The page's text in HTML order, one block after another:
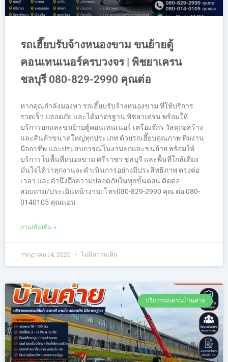
รถเฮี๊ยบรับจ้างหนองขาม ขนย้ายตู้
คอนเทนเนอร์ครบวงจร | พิชยาเครน
ชลบุรี 080-829-2990 คุณต่อ
หากคุณกำลังมองหา รถเฮี๊ยบรับจ้างหนองขาม ที่ให้บริการ
รวดเร็ว ปลอดภัย และได้มาตรฐาน พิชยาเครน พร้อมให้
บริการยกและขนย้ายตู้คอนเทนเนอร์ เครื่องจักร วัสดุก่อสร้าง
และสินค้าขนาดใหญ่ทุกประเภท ด้วยรถเฮี๊ยบคุณภาพ ทีมงาน
มืออาชีพ และประสบการณ์ในงานยกและขนย้าย พร้อมให้
บริการในพื้นที่หนองขาม ศรีราชา ชลบุรี และพื้นที่ใกล้เคียง
มั่นใจได้ว่าทุกงานจะดำเนินการอย่างมีประสิทธิภาพ ตรงต่อ
เวลา และคำนึงถึงความปลอดภัยในทุกขั้นตอน ติดต่อ
สอบถาม/ประเมินหน้างาน: โทร080-829-2990 คุณ ต่อ 080-
0140105 คุณเเอน
อ่านเพิ่มเติม »
กรกฎาคม 14, 2026 ไม่มีความเห็น
บริการรถเครนบ้านค่าย